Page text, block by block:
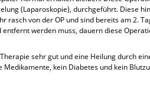
(Laparoskopie), durchgeführt. Diese
rasch von der OP und sind bereits am 2.
werden muss, dauern diese
sehr gut und eine Heilung durch
kein Diabetes und kein